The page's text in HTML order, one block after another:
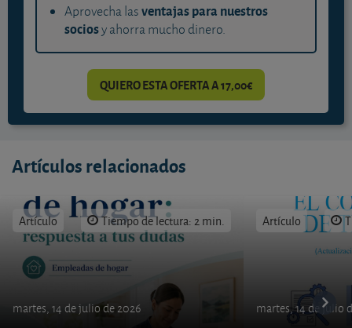
Aprovecha lasventajas para nuestros
sociosy ahorra mucho dinero.
QUIERO ESTA OFERTA A 17,00€
Artículos relacionados
Artículo Tiempo de lectura: 2 min.
martes, 14 de julio de 2026
Artículo
martes, 14 de julio